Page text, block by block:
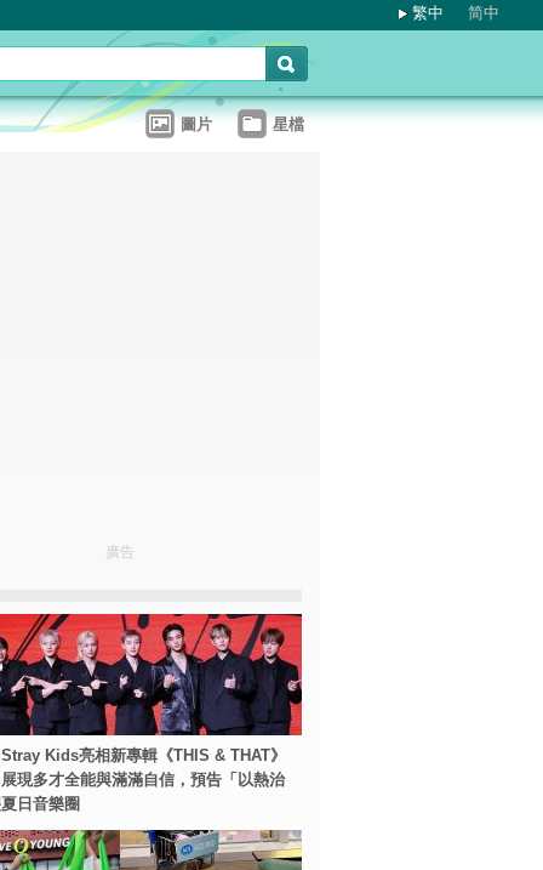
繁中 简中
圖片 星檔
廣告
Kids亮相新專輯《THIS & THAT》
現多才全能與滿滿自信，預告「以熱治
日音樂圈